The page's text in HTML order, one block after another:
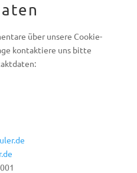
über unsere Cookie-
kontaktiere uns bitte